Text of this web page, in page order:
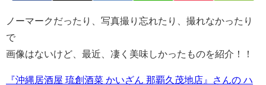
ノーマークだったり、写真撮り忘れたり、撮れなかったり
で
画像はないけど、最近、凄く美味しかったものを紹介！！
『沖縄居酒屋 琉創酒菜 かいざん 那覇久茂地店』さんの ハ